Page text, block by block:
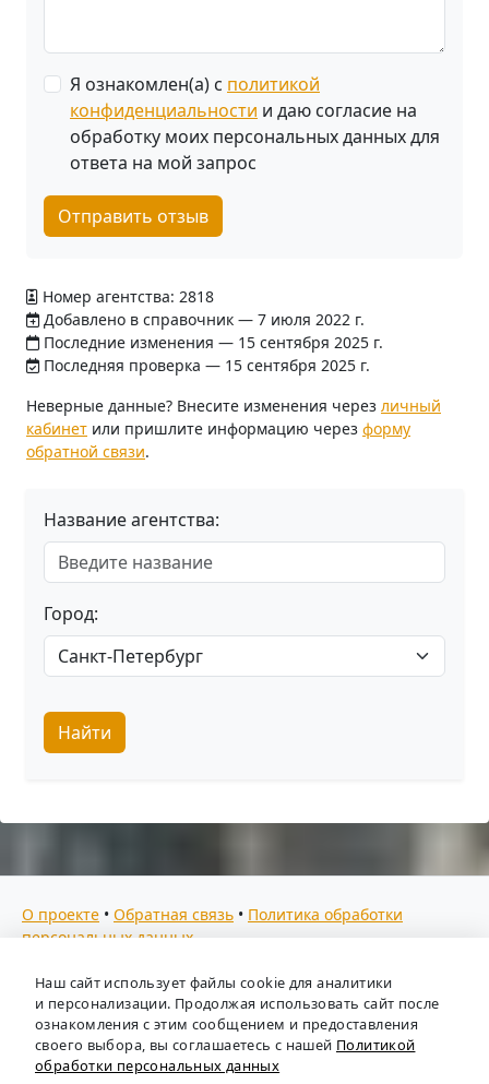
Я ознакомлен(а) с политикой
конфиденциальности и даю согласие на
обработку моих персональных данных для
ответа на мой запрос
Отправить отзыв
Номер агентства: 2818
Добавлено в справочник — 7 июля 2022 г.
Последние изменения — 15 сентября 2025 г.
Последняя проверка — 15 сентября 2025 г.
Неверные данные? Внесите изменения через личный
кабинет или пришлите информацию через форму
обратной связи.
Название агентства:
Город:
Найти
О проекте • Обратная связь • Политика обработки
персональных данных
Мы собираем отзывы, составляем рейтинги и
предоставляем всю информацию о кадровых агентствах
России. Также анализируем ключевые тенденции рынка
труда: отслеживаем динамику зарплат, уровень
безработицы и общую обстановку в отрасли, чтобы вы
Наш сайт использует файлы cookie для аналитики
и персонализации. Продолжая использовать сайт после
ознакомления с этим сообщением и предоставления
своего выбора, вы соглашаетесь с нашей Политикой
обработки персональных данных